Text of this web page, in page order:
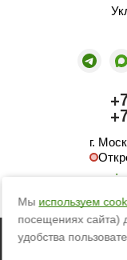
г.
© 2012-2026
Мы используем
посещениях сайта)
удобства